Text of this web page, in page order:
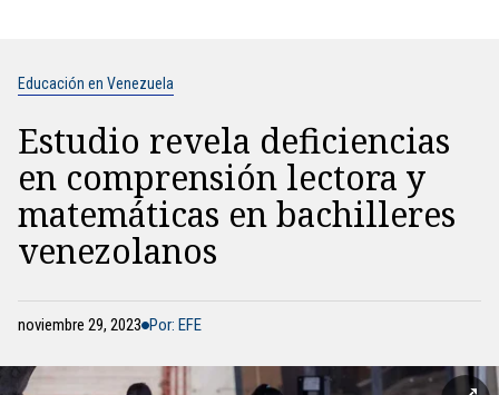
Educación en Venezuela
Estudio revela deficiencias
en comprensión lectora y
matemáticas en bachilleres
venezolanos
noviembre 29, 2023 Por: EFE